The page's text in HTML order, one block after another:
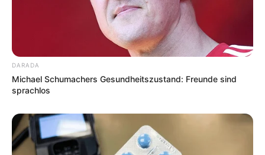
DARADA
Michael Schumachers Gesundheitszustand: Freunde sind
sprachlos